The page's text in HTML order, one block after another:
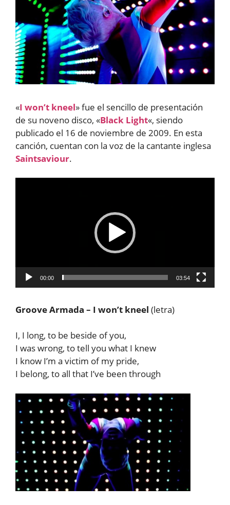
«I won’t kneel» fue el sencillo de presentación
de su noveno disco, «Black Light«, siendo
publicado el 16 de noviembre de 2009. En esta
canción, cuentan con la voz de la cantante inglesa
Saintsaviour.
00:00 03:54
Groove Armada – I won’t kneel (letra)
I, I long, to be beside of you,
I was wrong, to tell you what I knew
I know I’m a victim of my pride,
I belong, to all that I’ve been through